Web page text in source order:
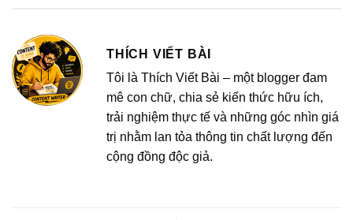
THÍCH VIẾT BÀI
Tôi là Thích Viết Bài – một blogger đam
mê con chữ, chia sẻ kiến thức hữu ích,
trải nghiệm thực tế và những góc nhìn giá
trị nhằm lan tỏa thông tin chất lượng đến
cộng đồng độc giả.